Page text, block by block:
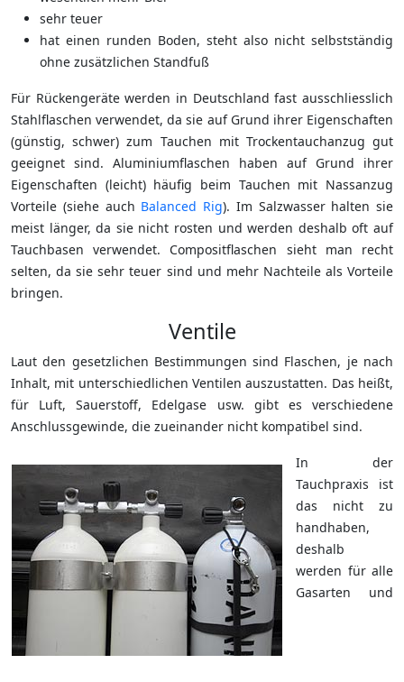
sehr teuer
hat einen runden Boden, steht also nicht selbstständig
ohne zusätzlichen Standfuß
Für Rückengeräte werden in Deutschland fast ausschliesslich
Stahlflaschen verwendet, da sie auf Grund ihrer Eigenschaften
(günstig, schwer) zum Tauchen mit Trockentauchanzug gut
geeignet sind. Aluminiumflaschen haben auf Grund ihrer
Eigenschaften (leicht) häufig beim Tauchen mit Nassanzug
Vorteile (siehe auch Balanced Rig). Im Salzwasser halten sie
meist länger, da sie nicht rosten und werden deshalb oft auf
Tauchbasen verwendet. Compositflaschen sieht man recht
selten, da sie sehr teuer sind und mehr Nachteile als Vorteile
bringen.
Ventile
Laut den gesetzlichen Bestimmungen sind Flaschen, je nach
Inhalt, mit unterschiedlichen Ventilen auszustatten. Das heißt,
für Luft, Sauerstoff, Edelgase usw. gibt es verschiedene
Anschlussgewinde, die zueinander nicht kompatibel sind.
In der
Tauchpraxis ist
das nicht zu
handhaben,
deshalb
werden für alle
Gasarten und